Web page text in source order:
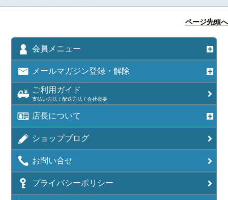
ページ先頭へ
会員メニュー
メールマガジン登録・解除
ご利用ガイド
支払い方法 / 配送方法 / 会社概要
店長について
ショップブログ
お問い合せ
プライバシーポリシー